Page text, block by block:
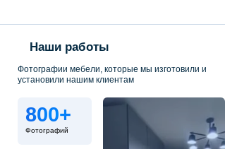
Наши работы
Фотографии мебели, которые мы изготовили и
установили нашим клиентам
800+
Фотографий